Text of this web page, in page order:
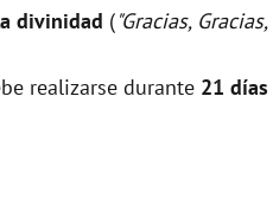
divinidad ("Gracias, Gracias,
realizarse durante 21 días